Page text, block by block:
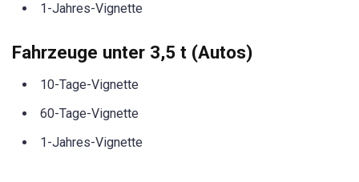
1-Jahres-Vignette
Fahrzeuge unter 3,5 t (Autos)
10-Tage-Vignette
60-Tage-Vignette
1-Jahres-Vignette